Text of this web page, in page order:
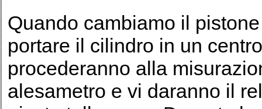
Quando cambiamo il
portare il cilindro in un
procederanno alla
alesametro e vi daranno il